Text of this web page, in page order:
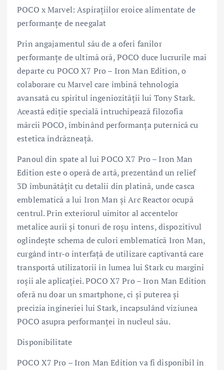
POCO x Marvel: Aspirațiilor eroice alimentate de
performanțe de neegalat
Prin angajamentul său de a oferi fanilor
performanțe de ultimă oră, POCO duce lucrurile mai
departe cu POCO X7 Pro – Iron Man Edition, o
colaborare cu Marvel care îmbină tehnologia
avansată cu spiritul ingeniozității lui Tony Stark.
Această ediție specială întruchipează filozofia
mărcii POCO, îmbinând performanța puternică cu
estetica îndrăzneață.
Panoul din spate al lui POCO X7 Pro – Iron Man
Edition este o operă de artă, prezentând un relief
3D îmbunătățit cu detalii din platină, unde casca
emblematică a lui Iron Man și Arc Reactor ocupă
centrul. Prin exteriorul uimitor al accentelor
metalice aurii și tonuri de roșu intens, dispozitivul
oglindește schema de culori emblematică Iron Man,
curgând într-o interfață de utilizare captivantă care
transportă utilizatorii în lumea lui Stark cu margini
roșii ale aplicației. POCO X7 Pro – Iron Man Edition
oferă nu doar un smartphone, ci și puterea și
precizia ingineriei lui Stark, încapsulând viziunea
POCO asupra performanței în nucleul său.
Disponibilitate
POCO X7 Pro – Iron Man Edition va fi disponibil în